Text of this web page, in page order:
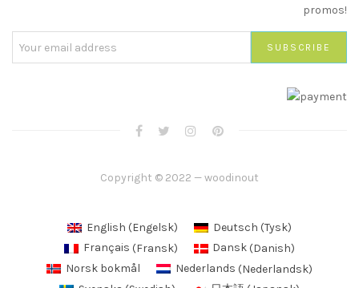
promos!
Copyright © 2022 — woodinout
English (Engelsk) Deutsch (Tysk)
Français (Fransk) Dansk (Danish)
Norsk bokmål
Nederlands (Nederlandsk)